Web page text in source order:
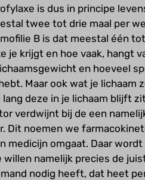
is dus in principe
twee tot drie maal per
B is dat meestal één
je krijgt en hoe vaak, hangt
en hoeveel
Maar ook wat je lichaam
deze in je lichaam blijft
verdwijnt bij de een
Dit noemen we
medicijn omgaat. Daar wordt
willen namelijk precies de
nodig heeft, dat heet